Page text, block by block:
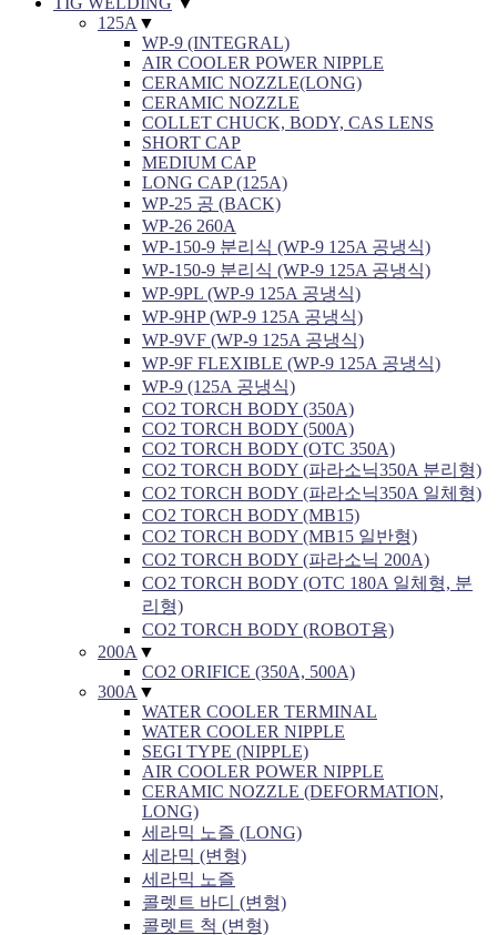
125A ▼
WP-9 (INTEGRAL)
AIR COOLER POWER NIPPLE
CERAMIC NOZZLE(LONG)
CERAMIC NOZZLE
COLLET CHUCK, BODY, CAS LENS
SHORT CAP
MEDIUM CAP
LONG CAP (125A)
WP-25 공 (BACK)
WP-26 260A
WP-150-9 분리식 (WP-9 125A 공냉식)
WP-150-9 분리식 (WP-9 125A 공냉식)
WP-9PL (WP-9 125A 공냉식)
WP-9HP (WP-9 125A 공냉식)
WP-9VF (WP-9 125A 공냉식)
WP-9F FLEXIBLE (WP-9 125A 공냉식)
WP-9 (125A 공냉식)
CO2 TORCH BODY (350A)
CO2 TORCH BODY (500A)
CO2 TORCH BODY (OTC 350A)
CO2 TORCH BODY (파라소닉350A 분리형)
CO2 TORCH BODY (파라소닉350A 일체형)
CO2 TORCH BODY (MB15)
CO2 TORCH BODY (MB15 일반형)
CO2 TORCH BODY (파라소닉 200A)
CO2 TORCH BODY (OTC 180A 일체형, 분
리형)
CO2 TORCH BODY (ROBOT용)
200A ▼
CO2 ORIFICE (350A, 500A)
300A ▼
WATER COOLER TERMINAL
WATER COOLER NIPPLE
SEGI TYPE (NIPPLE)
AIR COOLER POWER NIPPLE
CERAMIC NOZZLE (DEFORMATION,
LONG)
세라믹 노즐 (LONG)
세라믹 (변형)
세라믹 노즐
콜렛트 바디 (변형)
콜렛트 척 (변형)